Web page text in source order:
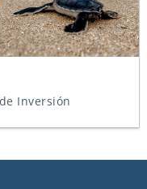
Inversión